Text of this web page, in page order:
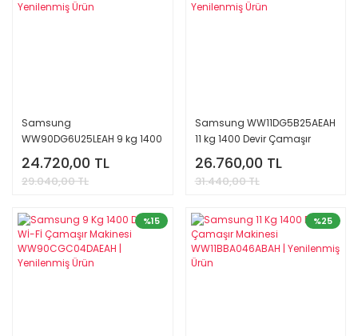
Samsung
WW90DG6U25LEAH 9 kg 1400
Devir Çamaşır Makinesi |
Yenilenmiş Ürün
24.720,00 TL
29.040,00 TL
Samsung WW11DG5B25AEAH
11 kg 1400 Devir Çamaşır
Makinesi | Yenilenmiş Ürün
26.760,00 TL
31.440,00 TL
%15 %25